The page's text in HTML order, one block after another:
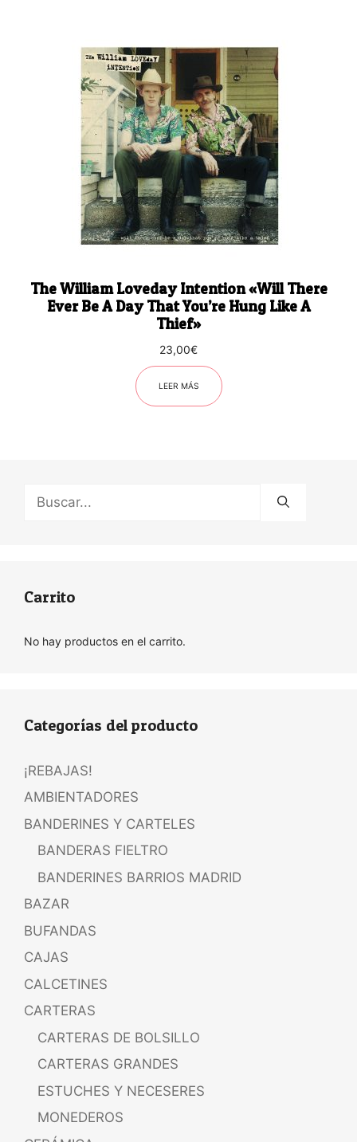
The William Loveday Intention «Will There
Ever Be A Day That You’re Hung Like A
Thief»
23,00€
LEER MÁS
Carrito
No hay productos en el carrito.
Categorías del producto
¡REBAJAS!
AMBIENTADORES
BANDERINES Y CARTELES
BANDERAS FIELTRO
BANDERINES BARRIOS MADRID
BAZAR
BUFANDAS
CAJAS
CALCETINES
CARTERAS
CARTERAS DE BOLSILLO
CARTERAS GRANDES
ESTUCHES Y NECESERES
MONEDEROS